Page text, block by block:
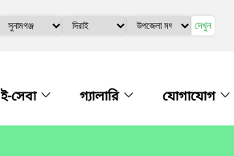
দেখুন
ই-সেবা গ্যালারি যোগাযোগ